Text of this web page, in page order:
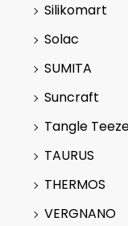
Silikomart
Solac
SUMITA
Suncraft
Tangle
TAURUS
THERMOS
VERGNANO